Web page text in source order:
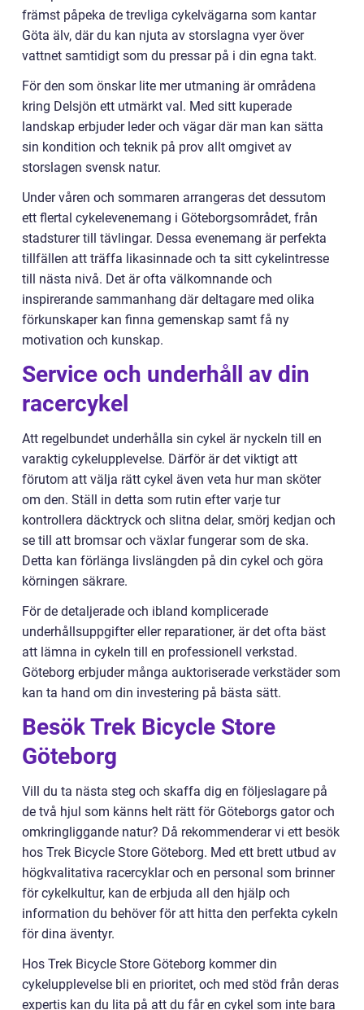
främst påpeka de trevliga cykelvägarna som kantar
Göta älv, där du kan njuta av storslagna vyer över
vattnet samtidigt som du pressar på i din egna takt.
För den som önskar lite mer utmaning är områdena
kring Delsjön ett utmärkt val. Med sitt kuperade
landskap erbjuder leder och vägar där man kan sätta
sin kondition och teknik på prov allt omgivet av
storslagen svensk natur.
Under våren och sommaren arrangeras det dessutom
ett flertal cykelevenemang i Göteborgsområdet, från
stadsturer till tävlingar. Dessa evenemang är perfekta
tillfällen att träffa likasinnade och ta sitt cykelintresse
till nästa nivå. Det är ofta välkomnande och
inspirerande sammanhang där deltagare med olika
förkunskaper kan finna gemenskap samt få ny
motivation och kunskap.
Service och underhåll av din
racercykel
Att regelbundet underhålla sin cykel är nyckeln till en
varaktig cykelupplevelse. Därför är det viktigt att
förutom att välja rätt cykel även veta hur man sköter
om den. Ställ in detta som rutin efter varje tur
kontrollera däcktryck och slitna delar, smörj kedjan och
se till att bromsar och växlar fungerar som de ska.
Detta kan förlänga livslängden på din cykel och göra
körningen säkrare.
För de detaljerade och ibland komplicerade
underhållsuppgifter eller reparationer, är det ofta bäst
att lämna in cykeln till en professionell verkstad.
Göteborg erbjuder många auktoriserade verkstäder som
kan ta hand om din investering på bästa sätt.
Besök Trek Bicycle Store
Göteborg
Vill du ta nästa steg och skaffa dig en följeslagare på
de två hjul som känns helt rätt för Göteborgs gator och
omkringliggande natur? Då rekommenderar vi ett besök
hos Trek Bicycle Store Göteborg. Med ett brett utbud av
högkvalitativa racercyklar och en personal som brinner
för cykelkultur, kan de erbjuda all den hjälp och
information du behöver för att hitta den perfekta cykeln
för dina äventyr.
Hos Trek Bicycle Store Göteborg kommer din
cykelupplevelse bli en prioritet, och med stöd från deras
expertis kan du lita på att du får en cykel som inte bara